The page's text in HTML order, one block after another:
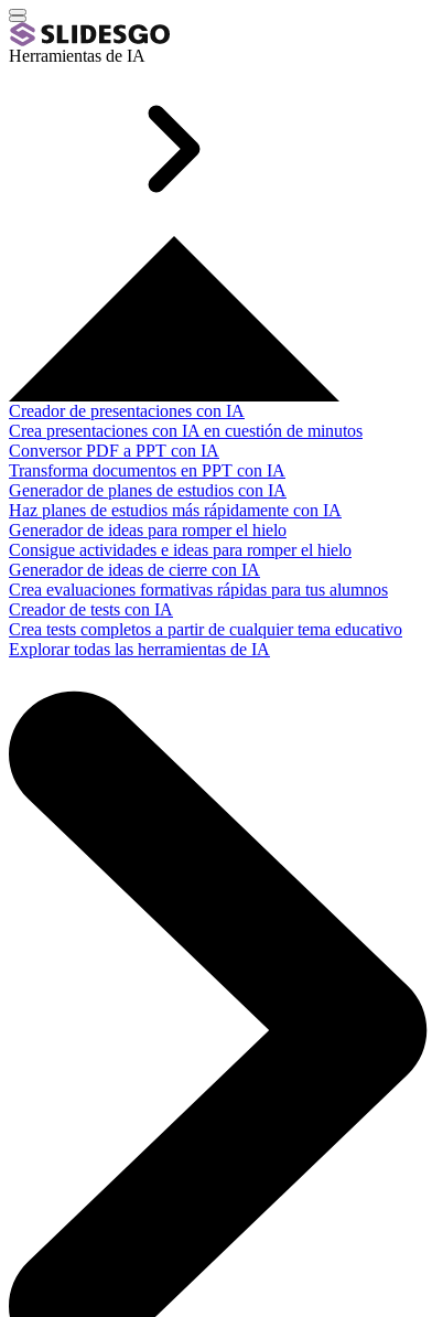
Herramientas de IA
Creador de presentaciones con IA
Crea presentaciones con IA en cuestión de minutos
Conversor PDF a PPT con IA
Transforma documentos en PPT con IA
Generador de planes de estudios con IA
Haz planes de estudios más rápidamente con IA
Generador de ideas para romper el hielo
Consigue actividades e ideas para romper el hielo
Generador de ideas de cierre con IA
Crea evaluaciones formativas rápidas para tus alumnos
Creador de tests con IA
Crea tests completos a partir de cualquier tema educativo
Explorar todas las herramientas de IA